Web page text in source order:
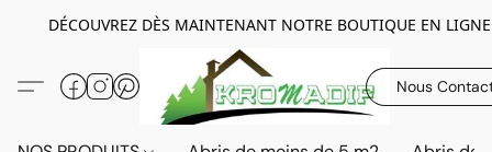
DÉCOUVREZ DÈS MAINTENANT NOTRE BOUTIQUE EN LIGNE
Nous